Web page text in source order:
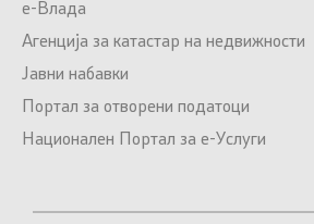
е-Влада
Агенција за катастар на недвижности
Јавни набавки
Портал за отворени податоци
Национален Портал за е-Услуги